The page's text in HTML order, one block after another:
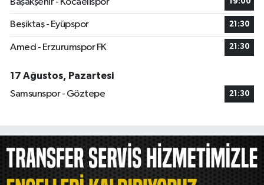
Başakşehir - Kocaelispor
19:00
Beşiktaş - Eyüpspor 21:30
Amed - Erzurumspor FK 21:30
17 Ağustos, Pazartesi
Samsunspor - Göztepe
21:30